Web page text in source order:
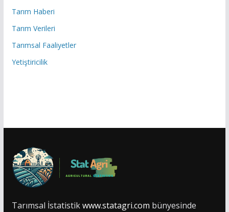
Tarım Haberi
Tarım Verileri
Tarımsal Faaliyetler
Yetiştiricilik
Tarımsal İstatistikwww.statagri.com bünyesinde